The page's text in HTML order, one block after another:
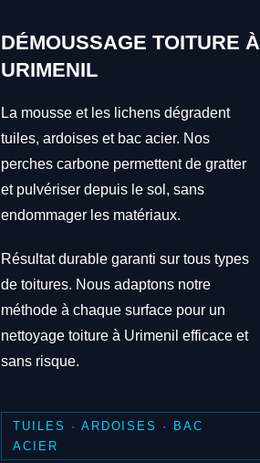
DÉMOUSSAGE TOITURE À
URIMENIL
La mousse et les lichens dégradent
tuiles, ardoises et bac acier. Nos
perches carbone permettent de gratter
et pulvériser depuis le sol, sans
endommager les matériaux.
Résultat durable garanti sur tous types
de toitures. Nous adaptons notre
méthode à chaque surface pour un
nettoyage toiture à Urimenil efficace et
sans risque.
TUILES · ARDOISES · BAC
ACIER